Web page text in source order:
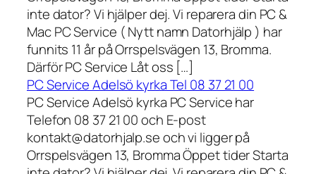
inte dator? Vi hjälper dej. Vi reparera din PC &
Mac PC Service ( Nytt namn Datorhjälp ) har
funnits 11 år på Orrspelsvägen 13, Bromma.
Därför PC Service Låt oss […]
PC Service Adelsö kyrka Tel 08 37 21 00
PC Service Adelsö kyrka PC Service har
Telefon 08 37 21 00 och E-post
kontakt@datorhjalp.se och vi ligger på
Orrspelsvägen 13, Bromma Öppet tider Starta